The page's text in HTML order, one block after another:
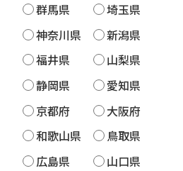
群馬県
埼玉県
神奈川県
新潟県
福井県
山梨県
静岡県
愛知県
京都府
大阪府
和歌山県
鳥取県
広島県
山口県